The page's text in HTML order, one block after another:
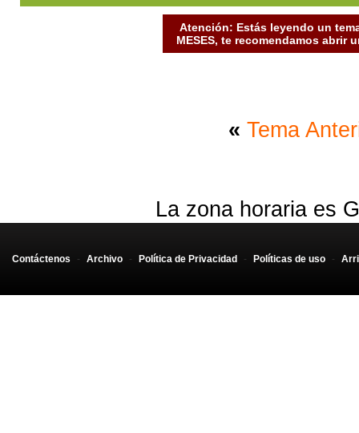
Atención: Estás leyendo un
MESES, te recomendamos abrir
« Tema
La zona horaria es
Contáctenos - Archivo - Política de Privacidad - Políticas de uso -